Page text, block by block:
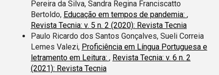
Pereira da Silva, Sandra Regina Franciscatto
Bertoldo, Educação em tempos de pandemia: ,
Revista Tecnia: v. 5 n. 2 (2020): Revista Tecnia
Paulo Ricardo dos Santos Gonçalves, Sueli Correia
Lemes Valezi, Proficiência em Língua Portuguesa e
letramento em Leitura: , Revista Tecnia: v. 6 n. 2
(2021): Revista Tecnia